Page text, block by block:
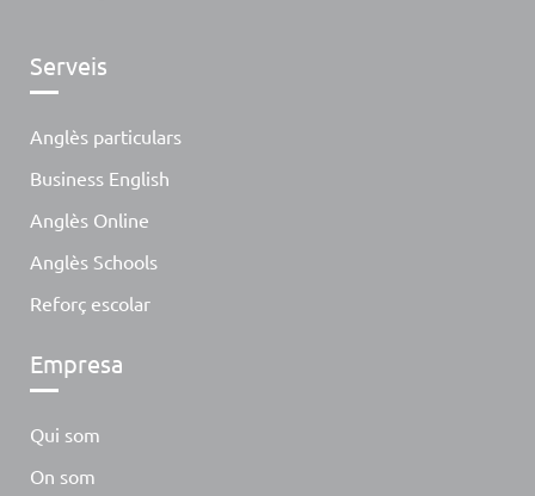
Serveis
Anglès particulars
Business English
Anglès Online
Anglès Schools
Reforç escolar
Empresa
Qui som
On som